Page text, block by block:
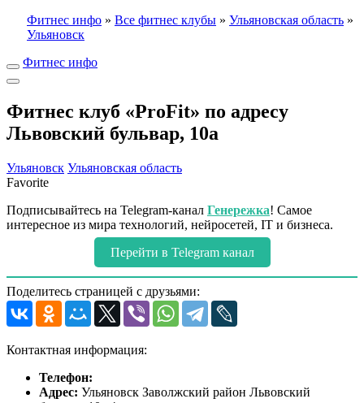
Фитнес инфо » Все фитнес клубы » Ульяновская область »
Ульяновск
Фитнес инфо
Фитнес клуб «ProFit» по адресу
Львовский бульвар, 10а
Ульяновск Ульяновская область
Favorite
Подписывайтесь на Telegram-канал Генережка! Самое
интересное из мира технологий, нейросетей, IT и бизнеса.
Перейти в Telegram канал
Поделитесь страницей с друзьями:
Контактная информация:
Телефон:
Адрес: Ульяновск Заволжский район Львовский